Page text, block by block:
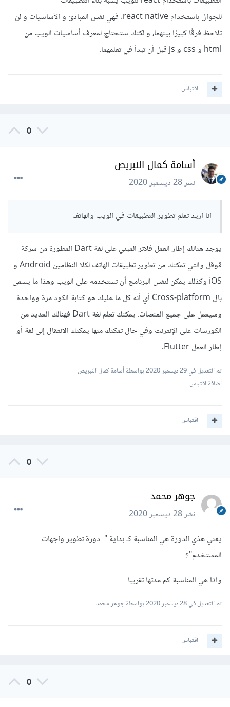
للجوال باستخدام react native. فهي نفس المبادئ و الأساسيات و لن
تلاحظ فرقًا كبيرًا بينهما، و لكنك ستحتاج لمعرف أساسيات الويب من
html و css و js قبل أن تبدأ في تعلمهما.
اقتباس
0
أسامة كمال النبريص
نشر28 ديسمبر 2020
انا اريد تعلم تطوير التطبيقات في الويب والهاتف
يوجد هنالك إطار العمل فلاتر المبني على لغة Dart المطورة من شركة
قوقل والتي تمكنك من تطوير تطبيقات الهاتف لكلا النظامين Android و
iOS وكذلك يمكن لنفس البرنامج أن تستخدمه على الويب وهذا ما يسمى
بال Cross-platform أي أنه كل ما عليك هو كتابة الكود مرة وواحدة
وسيعمل على جميع المنصات. يمكنك تعلم لغة Dart فهنالك العديد من
الكورسات على الإنترنت وفي حال تمكنك منها يمكنك الانتقال إلى لغة أو
إطار العمل Flutter.
تم التعديل في29 ديسمبر 2020
بواسطة أسامة كمال النبريص
إضافة اقتباس
اقتباس
0
جوهر محمد
نشر28 ديسمبر 2020
يعني هذي الدورة هي المناسبة كـ بداية " دورة تطوير واجهات
المستخدم"؟
واذا هي المناسبة كم مدتها تقريبا
تم التعديل في28 ديسمبر 2020 بواسطة جوهر محمد
اقتباس
0